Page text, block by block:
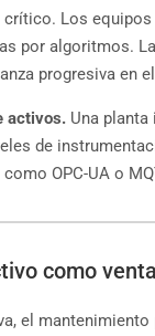
crítico. Los
por algoritmos.
progresiva en
activos. Una
de
OPC-UA o
como
el